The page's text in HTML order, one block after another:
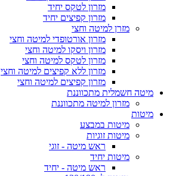
מזרון לטקס יחיד
מזרון קפיצים יחיד
מזרן למיטה וחצי
מזרון אורטופדי למיטה וחצי
מזרון ויסקו למיטה וחצי
מזרון לטקס למיטה וחצי
מזרון ללא קפיצים למיטה וחצי
מזרון קפיצים למיטה וחצי
מיטה חשמלית מתכווננת
מזרון למיטה מתכווננת
מיטות
מיטות במבצע
מיטות זוגיות
ראש מיטה - זוגי
מיטות יחיד
ראש מיטה - יחיד